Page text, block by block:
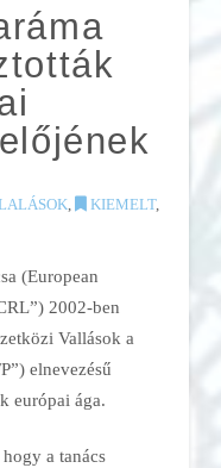
, KIEMELT,
(European
2002-ben
Vallások a
elnevezésű
európai ága.
a tanács